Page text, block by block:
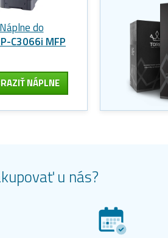
Náplne do
C3066i MFP
NÁPLNE
u nás?